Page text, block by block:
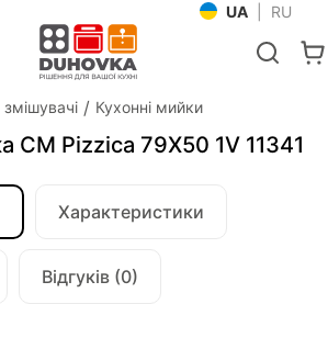
UA RU
Кухонні мийки
CM Pizzica 79Х50 1V 11341
Характеристики
Відгуків (0)